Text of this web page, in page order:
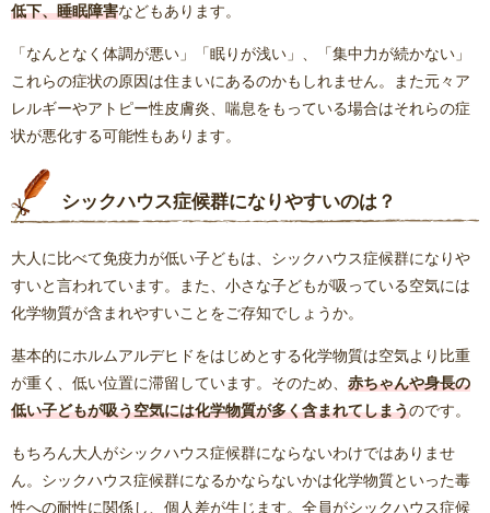
低下、睡眠障害などもあります。
「なんとなく体調が悪い」「眠りが浅い」、「集中力が続かない」
これらの症状の原因は住まいにあるのかもしれません。また元々ア
レルギーやアトピー性皮膚炎、喘息をもっている場合はそれらの症
状が悪化する可能性もあります。
シックハウス症候群になりやすいのは？
大人に比べて免疫力が低い子どもは、シックハウス症候群になりや
すいと言われています。また、小さな子どもが吸っている空気には
化学物質が含まれやすいことをご存知でしょうか。
基本的にホルムアルデヒドをはじめとする化学物質は空気より比重
が重く、低い位置に滞留しています。そのため、 赤ちゃんや身長の
低い子どもが吸う空気には化学物質が多く含まれてしまうのです。
もちろん大人がシックハウス症候群にならないわけではありませ
ん。シックハウス症候群になるかならないかは化学物質といった毒
性への耐性に関係し、個人差が生じます。全員がシックハウス症候